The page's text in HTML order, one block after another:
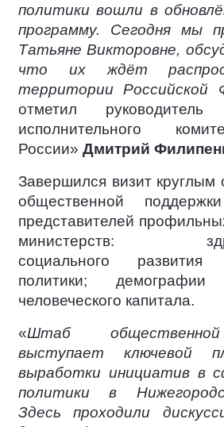
политики вошли в
программу. Сегодня мы
Татьяне Викторовне,
что их ждёт
территории Российской
отметил руководитель
исполнительного
России» Дмитрий
Завершился визит
общественной
представителей
министерств:
социального
политики;
человеческого капитала.
«Штаб
выступает ключевой
выработки инициатив в
политики в
Здесь проходили